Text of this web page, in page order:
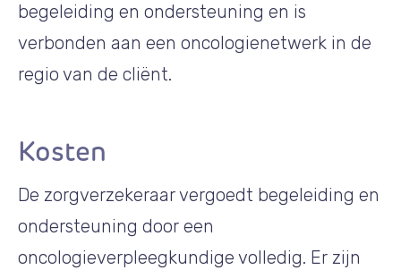
begeleiding en ondersteuning en is
verbonden aan een oncologienetwerk in de
regio van de cliënt.
Kosten
De zorgverzekeraar vergoedt begeleiding en
ondersteuning door een
oncologieverpleegkundige volledig. Er zijn